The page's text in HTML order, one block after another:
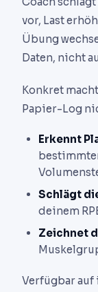
vor, Last
Übung
Daten, nicht
Konkret
Papier-Log
Erkennt
Schlägt
deinem
Zeichnet
Verfügbar auf